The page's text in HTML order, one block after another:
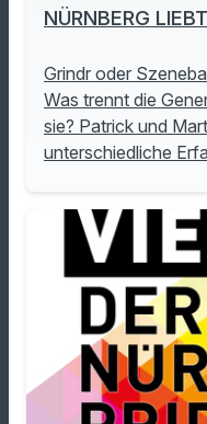
NÜRNBERG
Grindr oder
Was trennt die
sie? Patrick und
unterschiedliche